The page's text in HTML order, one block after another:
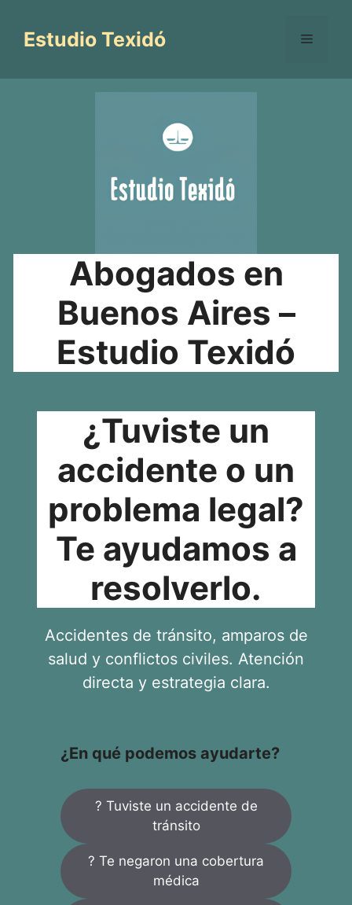
contenido
Estudio Texidó Menú
Abogados en
Buenos Aires –
Estudio Texidó
¿Tuviste un
accidente o un
problema legal?
Te ayudamos a
resolverlo.
Accidentes de tránsito, amparos de
salud y conflictos civiles. Atención
directa y estrategia clara.
¿En qué podemos ayudarte?
? Tuviste un accidente de
tránsito
? Te negaron una cobertura
médica